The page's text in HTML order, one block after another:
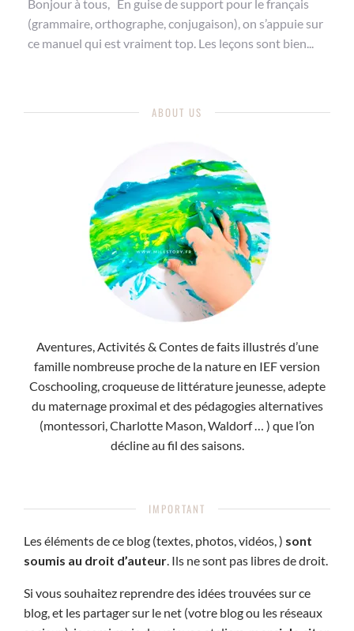
Bonjour à tous, En guise de support pour le français
(grammaire, orthographe, conjugaison), on s’appuie sur
ce manuel qui est vraiment top. Les leçons sont bien...
ABOUT US
Aventures, Activités & Contes de faits illustrés d’une
famille nombreuse proche de la nature en IEF version
Coschooling, croqueuse de littérature jeunesse, adepte
du maternage proximal et des pédagogies alternatives
(montessori, Charlotte Mason, Waldorf … ) que l’on
décline au fil des saisons.
IMPORTANT
Les éléments de ce blog (textes, photos, vidéos, ) sont
soumis au droit d’auteur. Ils ne sont pas libres de droit.
Si vous souhaitez reprendre des idées trouvées sur ce
blog, et les partager sur le net (votre blog ou les réseaux